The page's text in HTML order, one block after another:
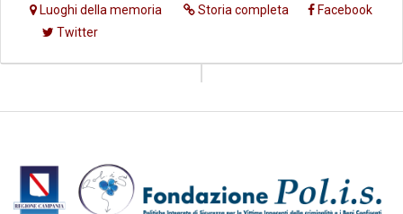
Luoghi della memoria Storia completa
Facebook
Twitter